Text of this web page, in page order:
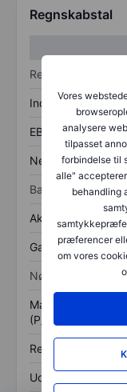
Vores
analysere
tilpasset
forbindelse til
alle"
behandling
præferencer
om vores
Regnskabstal
Resultatopgørelse
Indtægter
EBITDA
Nettoresultat
Balance
Aktiver i alt
Gæld
Nøgletal
Markedsværdi/
(P/S)
Resultat pr. aktie
Udbytte pr. aktie